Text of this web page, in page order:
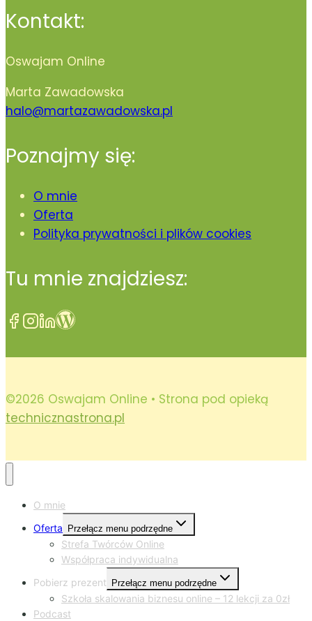
Kontakt:
Oswajam Online
Marta Zawadowska
halo@martazawadowska.pl
Poznajmy się:
O mnie
Oferta
Polityka prywatności i plików cookies
Tu mnie znajdziesz:
©2026 Oswajam Online • Strona pod opieką
technicznastrona.pl
O mnie
Oferta
Przełącz menu podrzędne
Strefa Twórców Online
Współpraca indywidualna
Pobierz prezent
Przełącz menu podrzędne
Szkoła skalowania biznesu online – 12 lekcji za 0zł
Podcast